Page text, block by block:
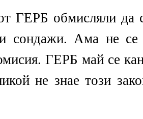
ГЕРБ обмисляли да
сондажи. Ама не се
ГЕРБ май се
не знае този